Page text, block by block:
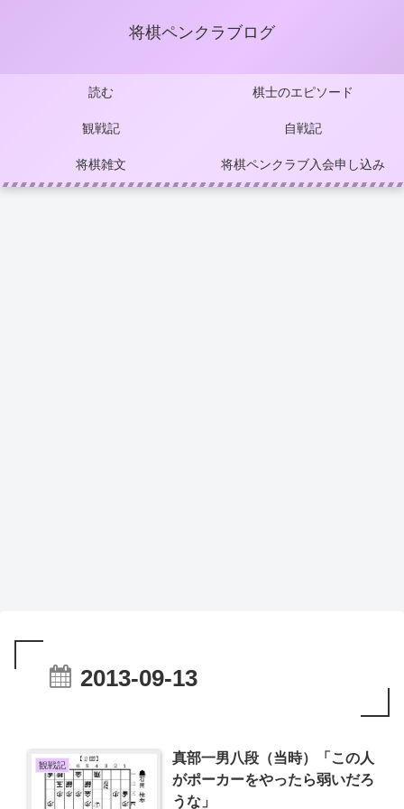
将棋ペンクラブログ
読む 棋士のエピソード
観戦記 自戦記
将棋雑文 将棋ペンクラブ入会申し込み
2013-09-13
観戦記
真部一男八段（当時）「この人
がポーカーをやったら弱いだろ
うな」